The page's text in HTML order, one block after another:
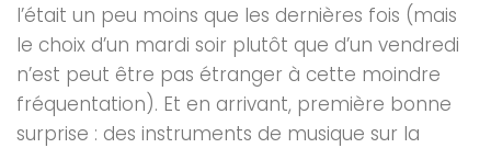
l’était un peu moins que les dernières fois (mais
le choix d’un mardi soir plutôt que d’un vendredi
n’est peut être pas étranger à cette moindre
fréquentation). Et en arrivant, première bonne
surprise : des instruments de musique sur la